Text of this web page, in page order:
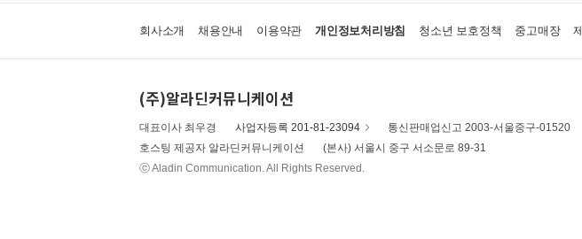
회사소개 채용안내 이용약관 개인정보처리방침 청소년 보호정책 중고매장
(주)알라딘커뮤니케이션
대표이사 최우경 사업자등록 201-81-23094 통신판매업신고 2003-서울중구-01520
호스팅 제공자 알라딘커뮤니케이션
(본사) 서울시 중구 서소문로 89-31
ⓒ Aladin Communication. All Rights Reserved.